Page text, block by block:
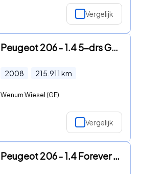
Vergelijk
Peugeot 206 - 1.4 5-drs Génération Airco S/K DAK NAP NWE APK BIJ AFLEVERIN
2008 215.911 km
Wenum Wiesel (GE)
Vergelijk
Peugeot 206 - 1.4 Forever 2X SLEUTEL + BOEKJES